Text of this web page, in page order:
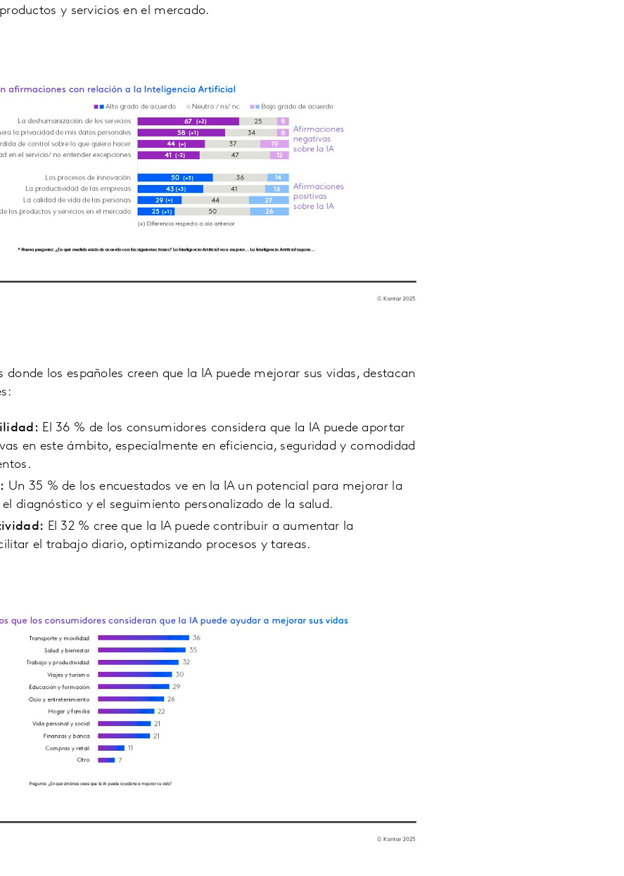
y servicios en el mercado.
donde los españoles creen que la IA puede mejorar sus vidas, destacan
El 36 % de los consumidores considera que la IA puede aportar
en este ámbito, especialmente en eficiencia, seguridad y comodidad
Un 35 % de los encuestados ve en la IA un potencial para mejorar la
diagnóstico y el seguimiento personalizado de la salud.
El 32 % cree que la IA puede contribuir a aumentar la
el trabajo diario, optimizando procesos y tareas.